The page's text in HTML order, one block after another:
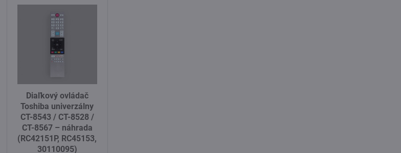
Diaľkový ovládač
Toshiba univerzálny
CT-8543 / CT-8528 /
CT-8567 – náhrada
(RC42151P, RC45153,
30110095)